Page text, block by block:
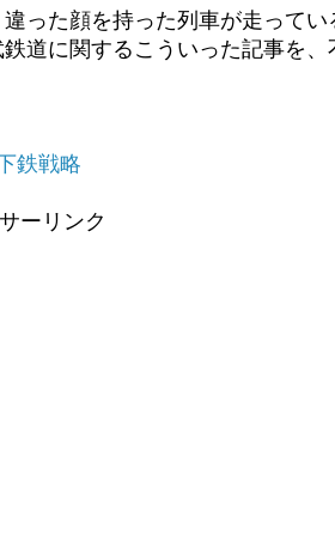
った顔を持った列車が走ってい
道に関するこういった記事を、
鉄戦略
ーリンク